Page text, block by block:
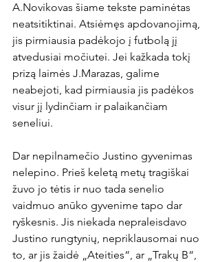
A.Novikovas šiame tekste paminėtas
neatsitiktinai. Atsiėmęs apdovanojimą,
jis pirmiausia padėkojo į futbolą jį
atvedusiai močiutei. Jei kažkada tokį
prizą laimės J.Marazas, galime
neabejoti, kad pirmiausia jis padėkos
visur jį lydinčiam ir palaikančiam
seneliui.
Dar nepilnamečio Justino gyvenimas
nelepino. Prieš keletą metų tragiškai
žuvo jo tėtis ir nuo tada senelio
vaidmuo anūko gyvenime tapo dar
ryškesnis. Jis niekada nepraleisdavo
Justino rungtynių, nepriklausomai nuo
to, ar jis žaidė „Ateities“, ar „Trakų B“,